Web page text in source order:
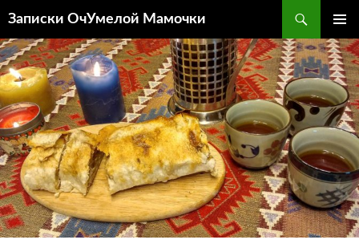
содержимому
Записки ОчУмелой Мамочки
МЕНЮ